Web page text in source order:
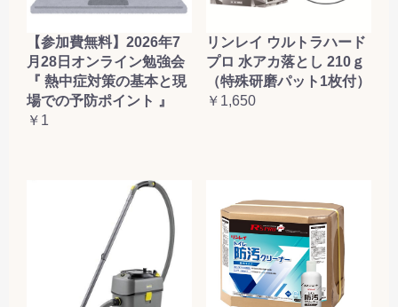
【参加費無料】2026年7
月28日オンライン勉強会
『 熱中症対策の基本と現
場での予防ポイント 』
￥1
リンレイ ウルトラハード
プロ 水アカ落とし 210ｇ
（特殊研磨パット1枚付）
￥1,650